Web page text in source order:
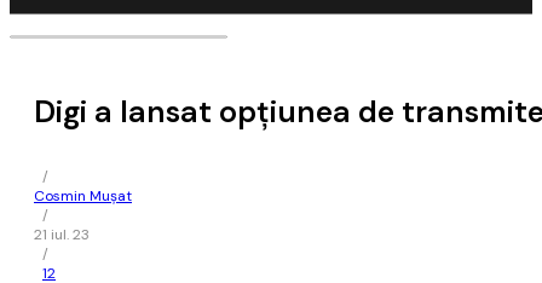
Digi a lansat opţiunea de
/
Cosmin Mușat
/
21 iul. 23
/
12